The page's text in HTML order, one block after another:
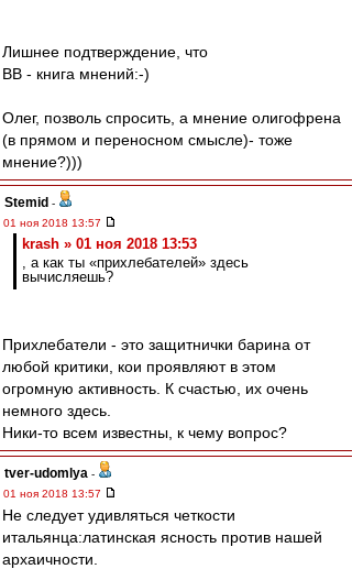
Лишнее подтверждение, что
ВВ - книга мнений:-)
Олег, позволь спросить, а мнение олигофрена
(в прямом и переносном смысле)- тоже
мнение?)))
Stemid -
01 ноя 2018 13:57
krash » 01 ноя 2018 13:53
, а как ты «прихлебателей» здесь
вычисляешь?
Прихлебатели - это защитнички барина от
любой критики, кои проявляют в этом
огромную активность. К счастью, их очень
немного здесь.
Ники-то всем известны, к чему вопрос?
tver-udomlya -
01 ноя 2018 13:57
Не следует удивляться четкости
итальянца:латинская ясность против нашей
архаичности.